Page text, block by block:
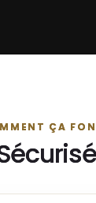
ÇA